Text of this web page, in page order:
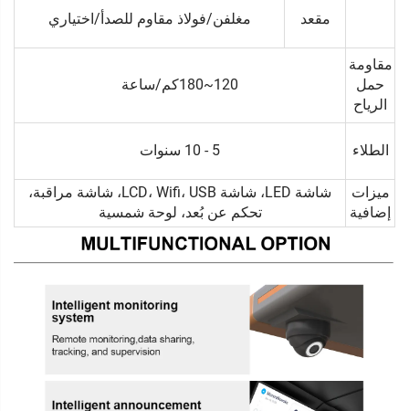
مقعد مغلفن/فولاذ مقاوم للصدأ/اختياري
مقاومة
حمل
الرياح
120~180كم/ساعة
الطلاء 5 - 10 سنوات
ميزات
إضافية
شاشة LED، شاشة LCD، Wifi، USB، شاشة مراقبة،
تحكم عن بُعد، لوحة شمسية